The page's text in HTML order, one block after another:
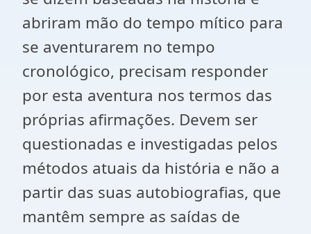
abriram mão do tempo mítico para
se aventurarem no tempo
cronológico, precisam responder
por esta aventura nos termos das
próprias afirmações. Devem ser
questionadas e investigadas pelos
métodos atuais da história e não a
partir das suas autobiografias, que
mantêm sempre as saídas de